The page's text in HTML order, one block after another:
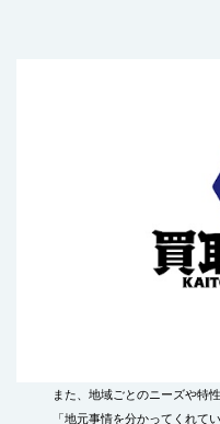
また、地域ごとのニーズや特
「地元事情を分かってくれて